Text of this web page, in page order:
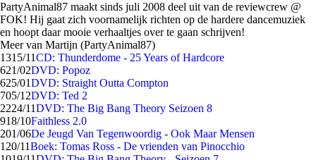
PartyAnimal87 maakt sinds juli 2008 deel uit van de reviewcrew @
FOK! Hij gaat zich voornamelijk richten op de hardere dancemuziek
en hoopt daar mooie verhaaltjes over te gaan schrijven!
Meer van Martijn (PartyAnimal87)
1315/11CD: Thunderdome - 25 Years of Hardcore
621/02DVD: Popoz
625/01DVD: Straight Outta Compton
705/12DVD: Ted 2
2224/11DVD: The Big Bang Theory Seizoen 8
918/10Faithless 2.0
201/06De Jeugd Van Tegenwoordig - Ook Maar Mensen
1 20/11Boek: Tomas Ross - De vrienden van Pinocchio